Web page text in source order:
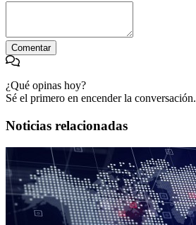
Comentar
¿Qué opinas hoy?
Sé el primero en encender la conversación.
Noticias relacionadas